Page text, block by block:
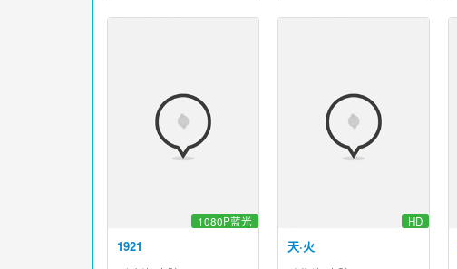
1921
1080P蓝光
天·火
HD